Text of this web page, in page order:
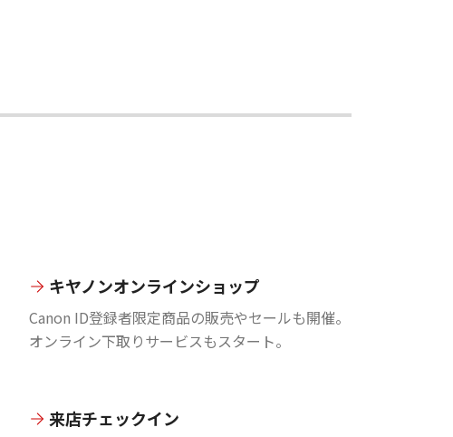
キヤノンオンラインショップ
Canon ID登録者限定商品の販売やセールも開催。
オンライン下取りサービスもスタート。
来店チェックイン